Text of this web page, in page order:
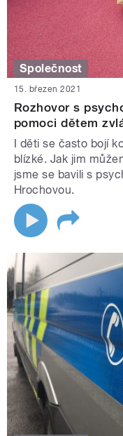
Společnost
15. březen 2021
Rozhovor s
pomoci dětem
I děti se často bojí
blízké. Jak jim
jsme se bavili s
Hrochovou.